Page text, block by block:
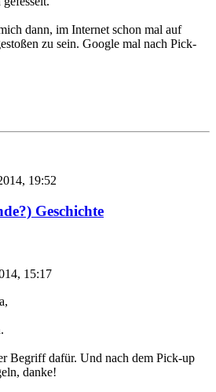
dann, im Internet schon mal auf
zu sein. Google mal nach Pick-
19:52
Geschichte
15:17
Begriff dafür. Und nach dem Pick-up
danke!